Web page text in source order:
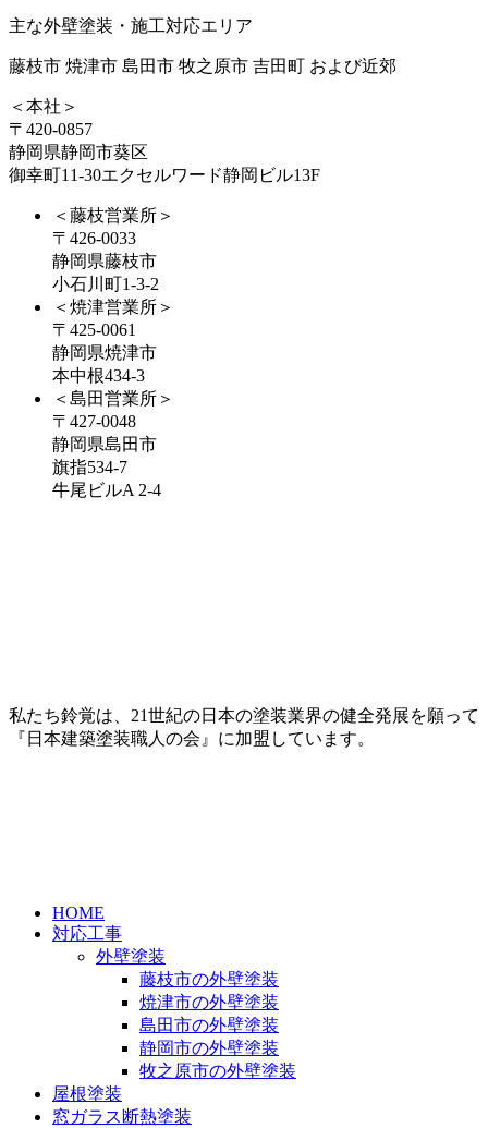
主な外壁塗装・施工対応エリア
藤枝市 焼津市 島田市 牧之原市 吉田町 および近郊
＜本社＞
〒420-0857
静岡県静岡市葵区
御幸町11-30エクセルワード静岡ビル13F
＜藤枝営業所＞
〒426-0033
静岡県藤枝市
小石川町1-3-2
＜焼津営業所＞
〒425-0061
静岡県焼津市
本中根434-3
＜島田営業所＞
〒427-0048
静岡県島田市
旗指534-7
牛尾ビルA 2-4
私たち鈴覚は、21世紀の日本の塗装業界の健全発展を願って
『日本建築塗装職人の会』に加盟しています。
HOME
対応工事
外壁塗装
藤枝市の外壁塗装
焼津市の外壁塗装
島田市の外壁塗装
静岡市の外壁塗装
牧之原市の外壁塗装
屋根塗装
窓ガラス断熱塗装